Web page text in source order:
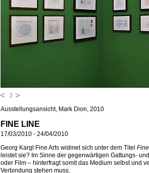
3
Ausstellungsansicht, Mark Dion, 2010
FINE LINE
17/03/2010 - 24/04/2010
Georg Kargl Fine Arts widmet sich unter dem Titel
leistet sie? Im Sinne der gegenwärtigen Gattungs-
oder Film – hinterfragt somit das Medium selbst und
Verbindung stehen muss.